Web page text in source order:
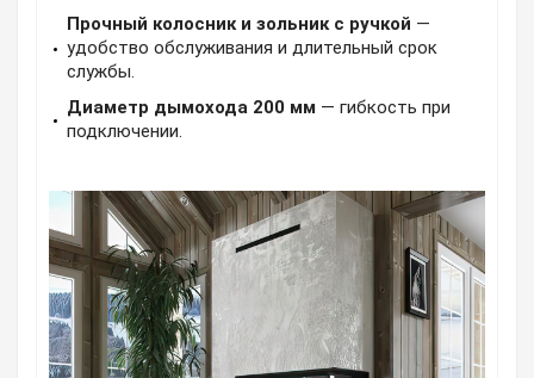
Прочный колосник и зольник с ручкой —
удобство обслуживания и длительный срок
службы.
Диаметр дымохода 200 мм — гибкость при
подключении.